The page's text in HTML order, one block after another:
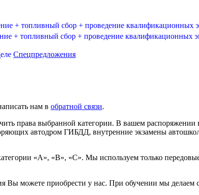
+ топливный сбор + проведение квалификационных
+ топливный сбор + проведение квалификационных
Спецпредложения
нам в обратной связи.
права выбранной категории. В вашем
автодром ГИБДД, внутренние экзамены
«А», «В», «С». Мы используем только
можете приобрести у нас. При обучении мы делаем